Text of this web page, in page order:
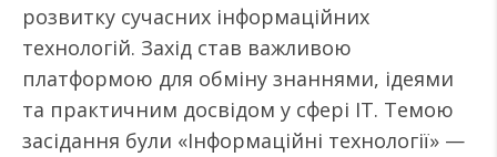
розвитку сучасних інформаційних
технологій. Захід став важливою
платформою для обміну знаннями, ідеями
та практичним досвідом у сфері ІТ. Темою
засідання були «Інформаційні технології» —